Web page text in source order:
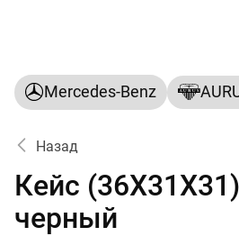
Mercedes-Benz
Назад
Кейс
Кейс
черный